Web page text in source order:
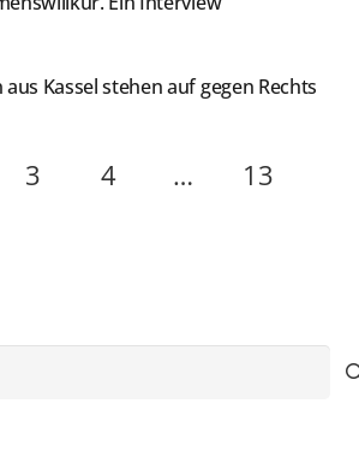
Kassel stehen auf gegen Rechts
3 4 … 13